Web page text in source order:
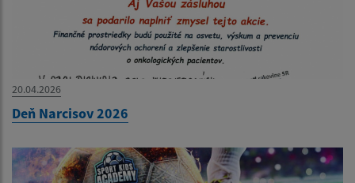
20.04.2026
Deň Narcisov 2026